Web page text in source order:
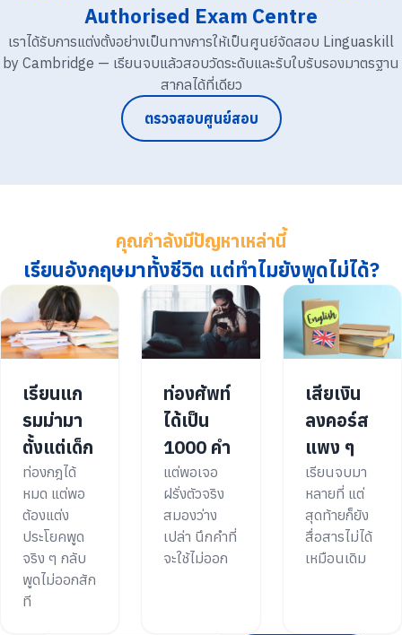
Authorised Exam Centre
เราได้รับการแต่งตั้งอย่างเป็นทางการให้เป็นศูนย์จัดสอบ Linguaskill
by Cambridge — เรียนจบแล้วสอบวัดระดับและรับใบรับรองมาตรฐาน
สากลได้ที่เดียว
ตรวจสอบศูนย์สอบ
คุณกำลังมีปัญหาเหล่านี้
เรียนอังกฤษมาทั้งชีวิต แต่ทำไมยังพูดไม่ได้?
เรียนแก
รมม่ามา
ตั้งแต่เด็ก
ท่องกฎได้
หมด แต่พอ
ต้องแต่ง
ประโยคพูด
จริง ๆ กลับ
พูดไม่ออกสัก
ที
ท่องศัพท์
ได้เป็น
1000 คำ
แต่พอเจอ
ฝรั่งตัวจริง
สมองว่าง
เปล่า นึกคำที่
จะใช้ไม่ออก
เสียเงิน
ลงคอร์ส
แพง ๆ
เรียนจบมา
หลายที่ แต่
สุดท้ายก็ยัง
สื่อสารไม่ได้
เหมือนเดิม